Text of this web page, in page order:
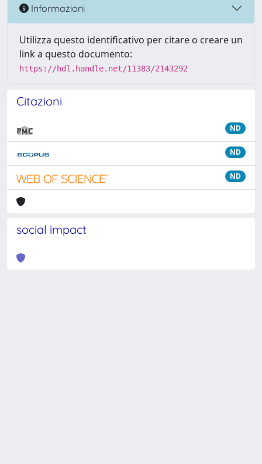
Informazioni
Utilizza questo identificativo per citare o creare un
link a questo documento:
https://hdl.handle.net/11383/2143292
Citazioni
ND
ND
ND
social impact